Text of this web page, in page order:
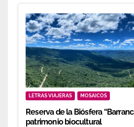
LETRAS VIAJERAS MOSAICOS
Reserva de la Biósfera
patrimonio biocultural